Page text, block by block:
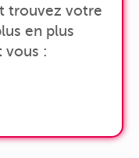
trouvez votre
en plus
vous :